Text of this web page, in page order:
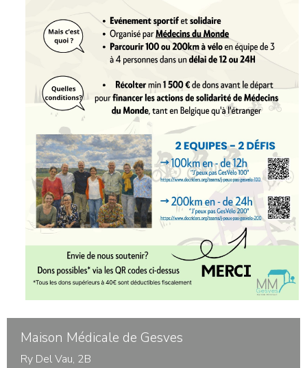
Maison Médicale de Gesves
Ry Del Vau, 2B